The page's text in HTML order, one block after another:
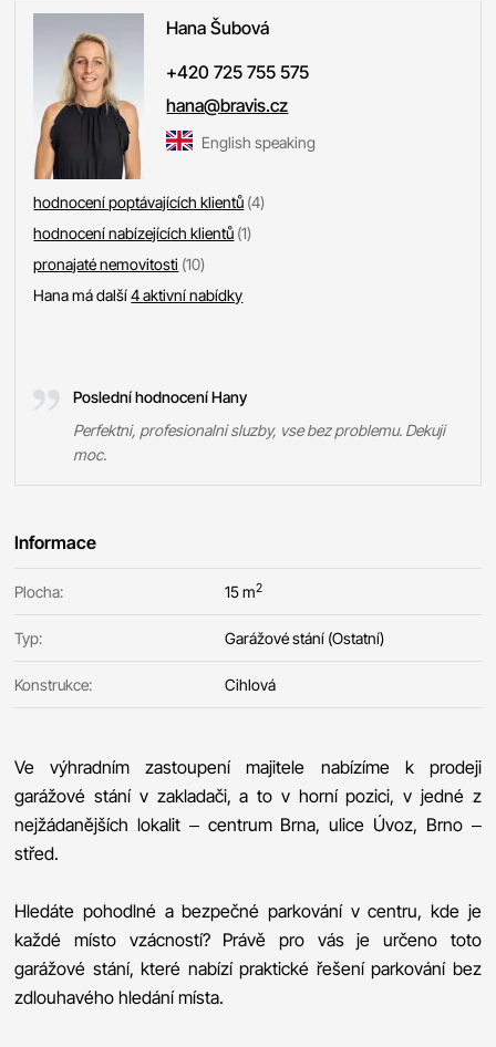
HanaŠubová
+420 725 755 575
hana@bravis.cz
English speaking
hodnocení poptávajících klientů (4)
hodnocení nabízejících klientů (1)
pronajaté nemovitosti (10)
Hana má další4 aktivní nabídky
Poslední hodnocení Hany
Perfektni, profesionalni sluzby, vse bez problemu. Dekuji
moc.
Informace
Plocha: 15 m2
Typ: Garážové stání (Ostatní)
Konstrukce: Cihlová
Ve výhradním zastoupení majitele nabízíme k prodeji
garážové stání v zakladači, a to v horní pozici, v jedné z
nejžádanějších lokalit – centrum Brna, ulice Úvoz, Brno –
střed.
Hledáte pohodlné a bezpečné parkování v centru, kde je
každé místo vzácností? Právě pro vás je určeno toto
garážové stání, které nabízí praktické řešení parkování bez
zdlouhavého hledání místa.